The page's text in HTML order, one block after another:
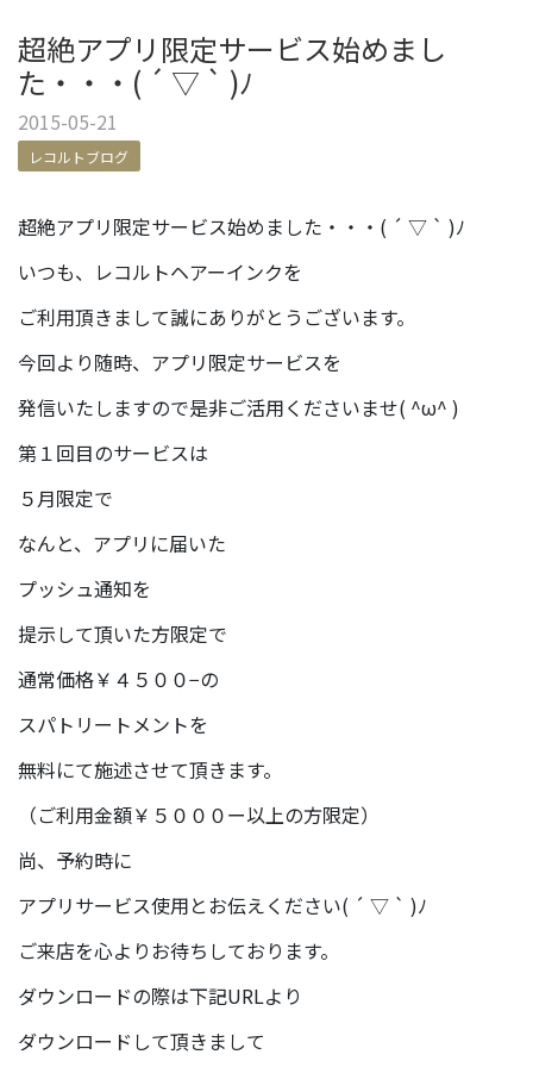
超絶アプリ限定サービス始めまし
た・・・( ´ ▽ ` )ﾉ
2015-05-21
レコルトブログ
超絶アプリ限定サービス始めました・・・( ´ ▽ ` )ﾉ
いつも、レコルトヘアーインクを
ご利用頂きまして誠にありがとうございます。
今回より随時、アプリ限定サービスを
発信いたしますので是非ご活用くださいませ( ^ω^ )
第１回目のサービスは
５月限定で
なんと、アプリに届いた
プッシュ通知を
提示して頂いた方限定で
通常価格￥４５００−の
スパトリートメントを
無料にて施述させて頂きます。
（ご利用金額￥５０００ー以上の方限定）
尚、予約時に
アプリサービス使用とお伝えください( ´ ▽ ` )ﾉ
ご来店を心よりお待ちしております。
ダウンロードの際は下記URLより
ダウンロードして頂きまして